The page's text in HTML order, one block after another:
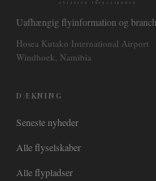
AVIATION INTELLIGENCE
Uafhængig flyinformation og
Hosea Kutako International Airport
Windhoek, Namibia
DÆKNING
Seneste nyheder
Alle flyselskaber
Alle flypladser